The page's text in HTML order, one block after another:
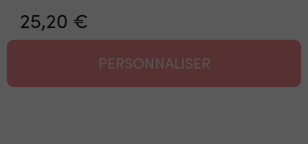
25,20 €
PERSONNALISER